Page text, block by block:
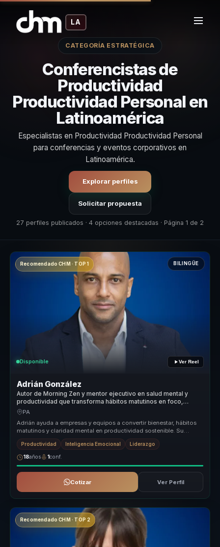
LA
CATEGORÍA ESTRATÉGICA
Conferencistas de
Productividad
Productividad Personal en
Latinoamérica
Especialistas en Productividad Productividad Personal
para conferencias y eventos corporativos en
Latinoamérica.
Explorar perfiles
Solicitar propuesta
27 perfiles publicados · 4 opciones destacadas · Página 1 de 2
Recomendado CHM · TOP 1 BILINGÜE
Disponible Ver Reel
Adrián González
Autor de Morning Zen y mentor ejecutivo en salud mental y
productividad que transforma hábitos matutinos en foco,
energía y rendimiento para líderes y equipos.
PA
Adrián ayuda a empresas y equipos a convertir bienestar, hábitos
matutinos y claridad mental en productividad sostenible. Su
propuesta un...
Productividad Inteligencia Emocional Liderazgo
18años 1conf.
Cotizar Ver Perfil
Recomendado CHM · TOP 2